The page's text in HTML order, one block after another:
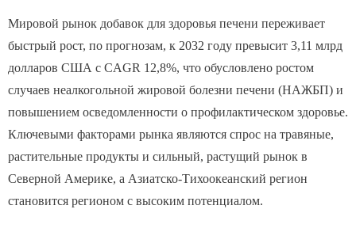
Мировой рынок добавок для здоровья печени переживает
быстрый рост, по прогнозам, к 2032 году превысит 3,11 млрд
долларов США с CAGR 12,8%, что обусловлено ростом
случаев неалкогольной жировой болезни печени (НАЖБП) и
повышением осведомленности о профилактическом здоровье.
Ключевыми факторами рынка являются спрос на травяные,
растительные продукты и сильный, растущий рынок в
Северной Америке, а Азиатско-Тихоокеанский регион
становится регионом с высоким потенциалом.